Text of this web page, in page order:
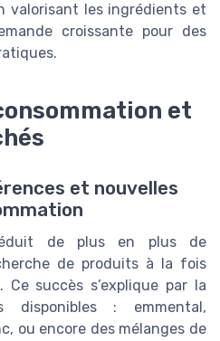
valorisant les ingrédients et
croissante pour des
et
et nouvelles
de plus en plus de
de produits à la fois
succès s’explique par la
disponibles : emmental,
ou encore des mélanges de